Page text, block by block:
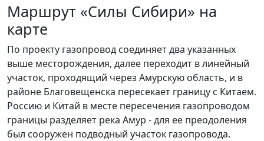
Маршрут «Силы Сибири» на
карте
По проекту газопровод соединяет два указанных
выше месторождения, далее переходит в линейный
участок, проходящий через Амурскую область, и в
районе Благовещенска пересекает границу с Китаем.
Россию и Китай в месте пересечения газопроводом
границы разделяет река Амур - для ее преодоления
был сооружен подводный участок газопровода.